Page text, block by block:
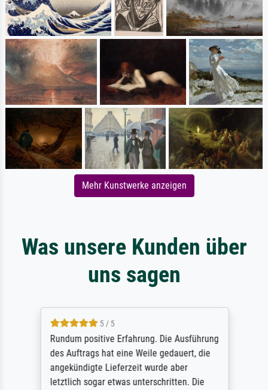
Mehr Kunstwerke anzeigen
Was unsere Kunden über
uns sagen
5 / 5
Rundum positive Erfahrung. Die Ausführung
des Auftrags hat eine Weile gedauert, die
angekündigte Lieferzeit wurde aber
letztlich sogar etwas unterschritten. Die